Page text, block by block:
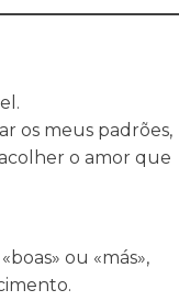
os meus padrões,
o amor que
ou «más»,